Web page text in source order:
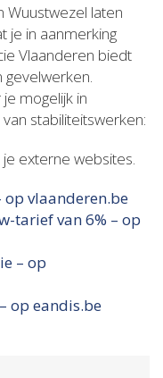
Wuustwezel laten
je in aanmerking
Vlaanderen biedt
gevelwerken.
mogelijk in
stabiliteitswerken:
externe websites.
op vlaanderen.be
tarief van 6% – op
– op
op eandis.be